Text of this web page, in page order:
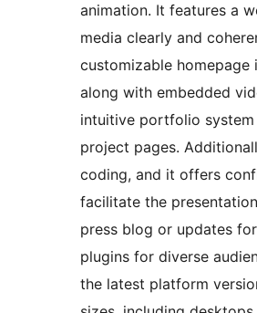
animation. It features a
media clearly and
customizable
along with embedded
intuitive portfolio
project pages.
coding, and it offers
facilitate the
press blog or updates
plugins for diverse
the latest platform